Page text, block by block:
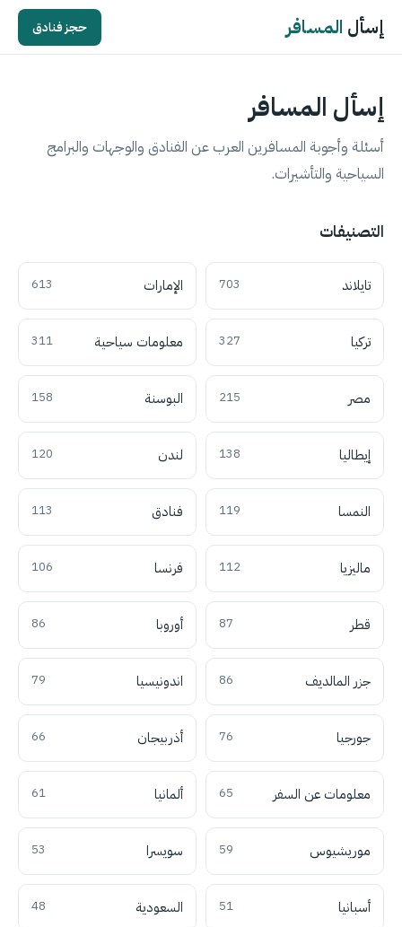
إسأل المسافر حجز فنادق
إسأل المسافر
أسئلة وأجوبة المسافرين العرب عن الفنادق والوجهات والبرامج
السياحية والتأشيرات.
التصنيفات
تايلاند 703 الإمارات 613
تركيا 327 معلومات سياحية 311
مصر 215 البوسنة 158
إيطاليا 138 لندن 120
النمسا 119 فنادق 113
ماليزيا 112 فرنسا 106
قطر 87 أوروبا 86
جزر المالديف 86 اندونيسيا 79
جورجيا 76 أذربيجان 66
معلومات عن السفر 65 ألمانيا 61
موريشيوس 59 سويسرا 53
أسبانيا 51 السعودية 48